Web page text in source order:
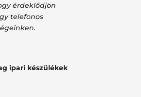
érdeklődjön
telefonos
ipari készülékek